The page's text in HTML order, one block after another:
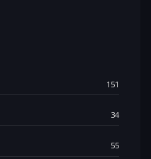
151
34
55